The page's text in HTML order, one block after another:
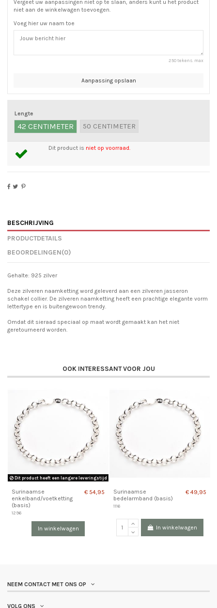
Vergeet uw aanpassingen niet op te slaan, anders kunt u het product
niet aan de winkelwagen toevoegen.
Voeg hier uw naam toe
250 tekens. max
Aanpassing opslaan
Lengte
42 CENTIMETER 50 CENTIMETER
Dit product is niet op voorraad.
BESCHRIJVING
PRODUCTDETAILS
BEOORDELINGEN(0)
Gehalte: 925 zilver
Deze zilveren naamketting word geleverd aan een zilveren jasseron
schakel collier. De zilveren naamketting heeft een prachtige elegante vorm
lettertype en is buitengewoon trendy.
Omdat dit sieraad speciaal op maat wordt gemaakt kan het niet
geretourneerd worden.
OOK INTERESSANT VOOR JOU
Dit product heeft een langere leveringstijd
Surinaamse
enkelband/voetketting
(basis)
1296
€ 54,95
In winkelwagen
Surinaamse
bedelarmband (basis)
1116
€ 49,95
In winkelwagen
NEEM CONTACT MET ONS OP
VOLG ONS